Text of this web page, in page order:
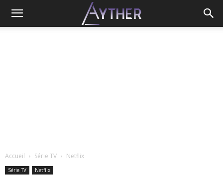
Accueil Série TV Netflix
Série TV Netflix